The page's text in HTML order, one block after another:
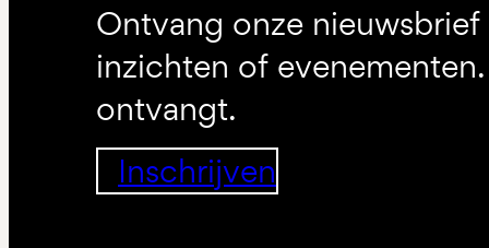
Ontvang onze
inzichten of
ontvangt.
Inschrijven